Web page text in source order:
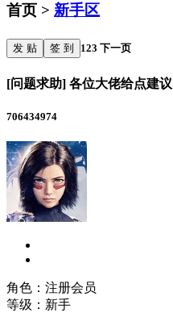
首页 > 新手区
发 贴 签 到 123 下一页
[问题求助] 各位大佬给点建议
706434974
角色：注册会员
等级：新手